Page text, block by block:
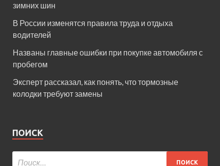
зимних шин
В России изменятся правила труда и отдыха
водителей
Названы главные ошибки при покупке автомобиля с
пробегом
Эксперт рассказал, как понять, что тормозные
колодки требуют замены
ПОИСК